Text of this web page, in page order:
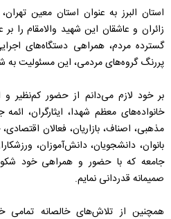
استان البرز به عنوان استان معین
زائران و عاشقان این شهید والامقام را
گسترده مردم، همراهی دستگاه‌های
پررنگ گروه‌های مردمی، این مسئولیت به
بر خود لازم می‌دانم از حضور کم‌نظیر
خانواده‌های معظم شهدا، ایثارگران،
مذهبی، اصناف، بازاریان، فعالان
بانوان، دانشجویان، دانش‌آموزان،
جامعه که با حضور و همراهی خود
صمیمانه قدردانی نمایم.
همچنین از تلاش‌های خالصانه تمامی